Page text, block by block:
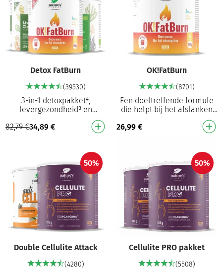
Detox FatBurn
(39530)
3-in-1 detoxpakket⁴,
levergezondheid³ en
gewichtsverlies¹ Helpt bij het
verwijderen van
vetophopingen en draagt zo
82,79€34,89€
OK!FatBurn
(8701)
Een doeltreffende formule
die helpt bij het afslanken
Helpt bij het verwijderen van
vetreserves, wat bijdraagt tot
26,99€
50%
Double Cellulite Attack
(4280)
50%
Cellulite PRO pakket
(5508)